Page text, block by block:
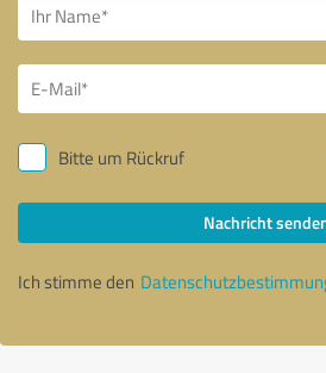
Bitte um Rückruf
Nachricht
Ich stimme den